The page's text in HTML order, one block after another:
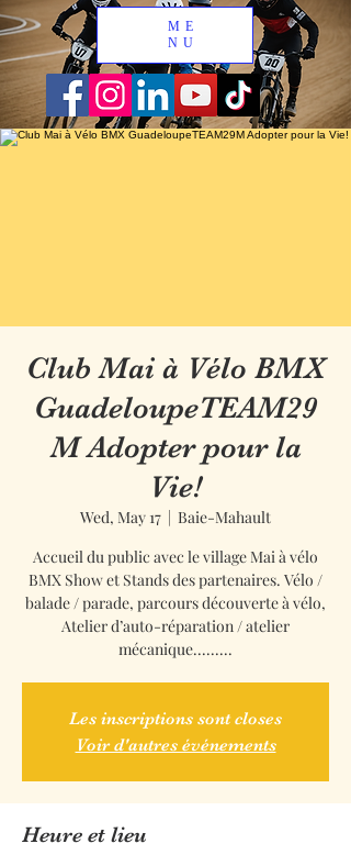
ME
NU
Club Mai à Vélo BMX
GuadeloupeTEAM29
M Adopter pour la
Vie!
Wed, May 17
  |
Baie-Mahault
Accueil du public avec le village Mai à vélo
BMX Show et Stands des partenaires. Vélo /
balade / parade, parcours découverte à vélo,
Atelier d’auto-réparation / atelier
mécanique.........
Les inscriptions sont closes
Voir d'autres événements
Heure et lieu